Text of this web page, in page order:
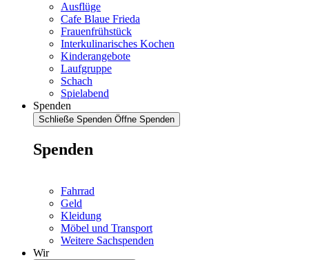
Ausflüge
Cafe Blaue Frieda
Frauenfrühstück
Interkulinarisches Kochen
Kinderangebote
Laufgruppe
Schach
Spielabend
Spenden
Schließe Spenden Öffne Spenden
Spenden
Fahrrad
Geld
Kleidung
Möbel und Transport
Weitere Sachspenden
Wir